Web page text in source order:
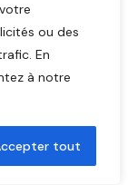
ou des
En
à notre
tout
: pianos
et
épaisses et
hi-fi et home